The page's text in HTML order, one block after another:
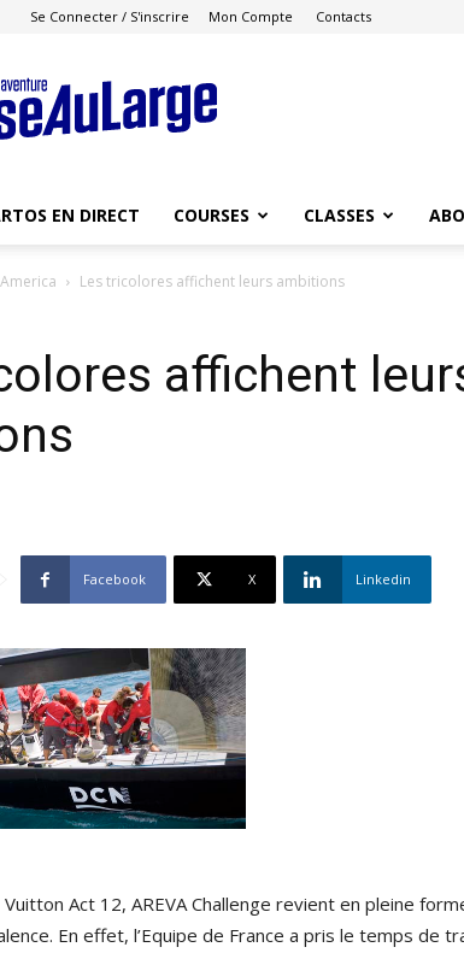
Se Connecter / S'inscrire Mon Compte Contacts
Course
au
Large
EN DIRECT COURSES CLASSES
Les tricolores affichent leurs ambitions
affichent
Facebook X Linkedin
Act 12, AREVA Challenge revient en pleine
En effet, l’Equipe de France a pris le temps de